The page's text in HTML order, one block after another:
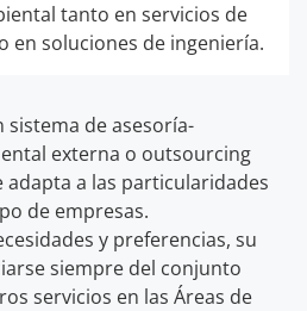
tanto en servicios de
en soluciones de ingeniería.
de asesoría-
externa o outsourcing
a las particularidades
de empresas.
y preferencias, su
siempre del conjunto
servicios en las Áreas de